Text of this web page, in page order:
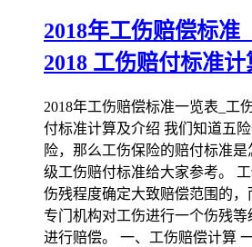
2018年工伤赔偿标准
2018 工伤赔付标准计
2018年工伤赔偿标准一览表_工
付标准计算及介绍 我们知道五
险，那么工伤保险的赔付标准
级工伤赔付标准给大家参考。
伤残程度确定大致赔偿范围的
专门机构对工伤进行一个伤残
进行赔偿。 一、工伤赔偿计算